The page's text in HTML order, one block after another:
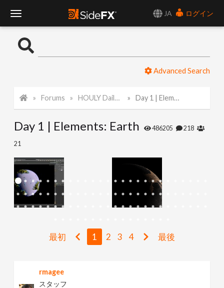
JA
ログイン
o
l
N
a
Advanced Search
Forums HOULY Daily Challenge Day 1 | Elements: Earth
Day 1 | Elements: Earth 486205 218
21
最初 1 2 3 4 最後
rmagee
スタッフ